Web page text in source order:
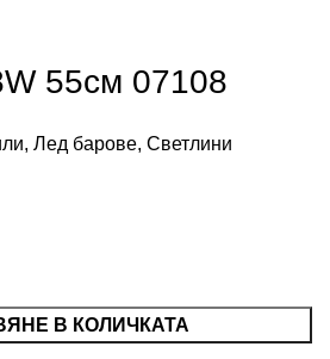
55см 07108
, Лед барове, Светлини
В КОЛИЧКАТА